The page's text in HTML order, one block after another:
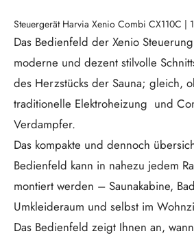
Steuergerät Harvia Xenio Combi CX110C |
Das Bedienfeld der Xenio
moderne und dezent stilvolle
des Herzstücks der Sauna; gleich,
traditionelle Elektroheizung und
Verdampfer.
Das kompakte und dennoch
Bedienfeld kann in nahezu jedem
montiert werden – Saunakabine,
Umkleideraum und selbst im
Das Bedienfeld zeigt Ihnen an,